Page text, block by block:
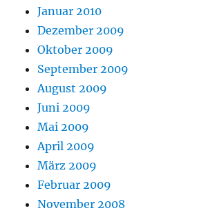
Januar 2010
Dezember 2009
Oktober 2009
September 2009
August 2009
Juni 2009
Mai 2009
April 2009
März 2009
Februar 2009
November 2008